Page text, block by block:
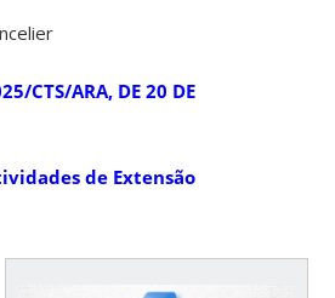
CTS/ARA, DE 20 DE
de Extensão